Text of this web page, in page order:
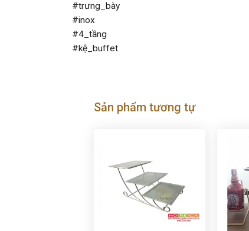
#trưng_bày
#inox
#4_tầng
#kệ_buffet
Sản phẩm tương tự